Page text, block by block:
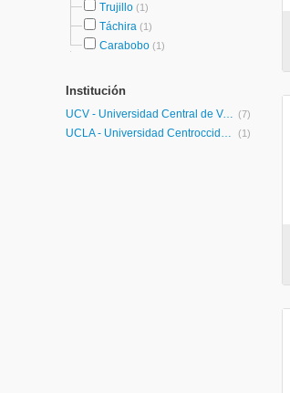
Trujillo (1)
Táchira (1)
Carabobo (1)
Institución
UCV - Universidad Central de Venezuela (7)
UCLA - Universidad Centroccidental Lisandro Alvarado (1)